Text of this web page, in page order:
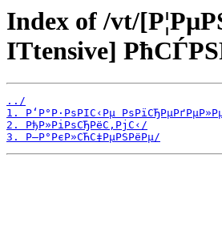
Index of /vt/
ITtensive]
../
1. Р‘Р°Р·РѕРІС‹Рµ
2. РђР»РіРѕСЂРёС‚РјС‹/
3. Р—Р°РєР»СЋС‡РµРЅРёРµ/